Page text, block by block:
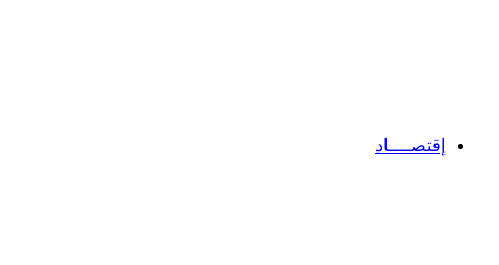
إقتصــــاد